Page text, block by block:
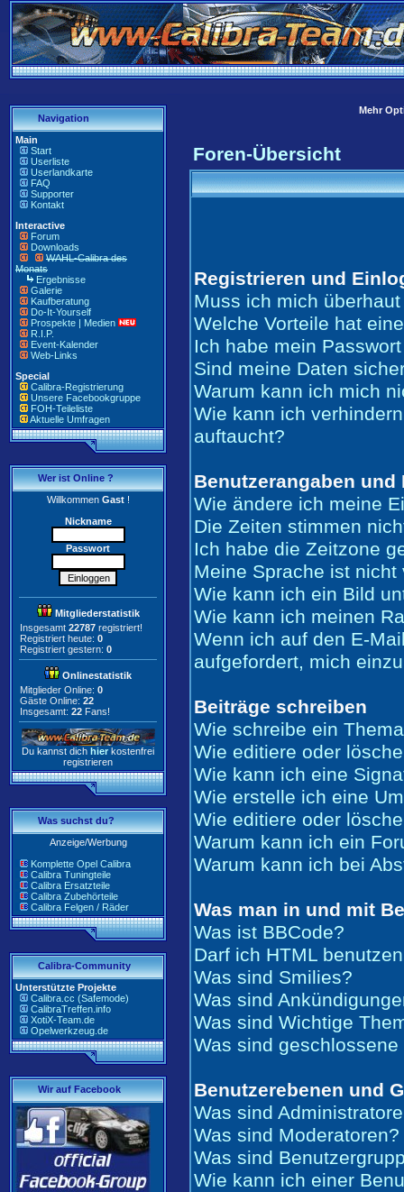
Navigation
Main
Start
Userliste
Userlandkarte
FAQ
Supporter
Kontakt
Interactive
Forum
Downloads
WAHL-Calibra des
Monats
Ergebnisse
Galerie
Kaufberatung
Do-It-Yourself
Prospekte | Medien
R.I.P.
Event-Kalender
Web-Links
Special
Calibra-Registrierung
Unsere Facebookgruppe
FOH-Teileliste
Aktuelle Umfragen
Wer ist Online ?
WillkommenGast!
Nickname
Passwort
Mitgliederstatistik
Insgesamt 22787 registriert!
Registriert heute: 0
Registriert gestern: 0
Onlinestatistik
Mitglieder Online: 0
Gäste Online: 22
Insgesamt: 22 Fans!
Du kannst dich hier kostenfrei
registrieren
Was suchst du?
Anzeige/Werbung
Komplette Opel Calibra
Calibra Tuningteile
Calibra Ersatzteile
Calibra Zubehörteile
Calibra Felgen / Räder
Calibra-Community
Unterstützte Projekte
Calibra.cc (Safemode)
CalibraTreffen.info
XotiX-Team.de
Opelwerkzeug.de
Wir auf Facebook
Mehr
Foren-Übersicht
Registrieren und
Muss ich mich
Welche Vorteile hat
Ich habe mein
Sind meine Daten
Warum kann ich mich
Wie kann ich
auftaucht?
Benutzerangaben
Wie ändere ich meine
Die Zeiten stimmen
Ich habe die Zeitzone
Meine Sprache ist nicht
Wie kann ich ein Bild
Wie kann ich meinen
Wenn ich auf den E-
aufgefordert, mich
Beiträge schreiben
Wie schreibe ein
Wie editiere oder
Wie kann ich eine
Wie erstelle ich eine
Wie editiere oder
Warum kann ich ein
Warum kann ich bei
Was man in und mit
Was ist BBCode?
Darf ich HTML
Was sind Smilies?
Was sind
Was sind Wichtige
Was sind
Benutzerebenen und
Was sind
Was sind Moderatoren?
Was sind
Wie kann ich einer